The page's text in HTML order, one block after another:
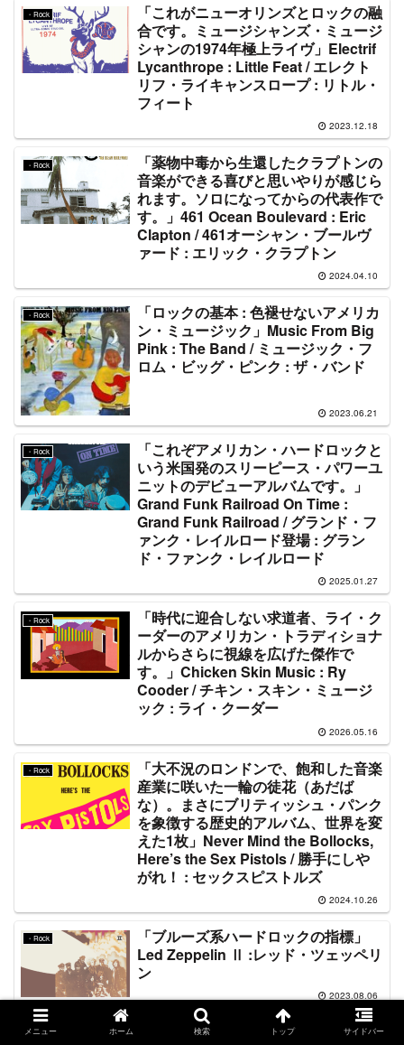
・Rock
「これがニューオリンズとロックの融
合です。ミュージシャンズ・ミュージ
シャンの1974年極上ライヴ」Electrif
Lycanthrope : Little Feat / エレクト
リフ・ライキャンスロープ : リトル・
フィート
2023.12.18
・Rock
「薬物中毒から生還したクラプトンの
音楽ができる喜びと思いやりが感じら
れます。ソロになってからの代表作で
す。」461 Ocean Boulevard : Eric
Clapton / 461オーシャン・ブールヴ
ァード : エリック・クラプトン
2024.04.10
・Rock
「ロックの基本 : 色褪せないアメリカ
ン・ミュージック」Music From Big
Pink : The Band / ミュージック・フ
ロム・ビッグ・ピンク : ザ・バンド
2023.06.21
・Rock
「これぞアメリカン・ハードロックと
いう米国発のスリーピース・パワーユ
ニットのデビューアルバムです。」
Grand Funk Railroad On Time :
Grand Funk Railroad / グランド・フ
ァンク・レイルロード登場 : グラン
ド・ファンク・レイルロード
2025.01.27
・Rock
「時代に迎合しない求道者、ライ・ク
ーダーのアメリカン・トラディショナ
ルからさらに視線を広げた傑作で
す。」Chicken Skin Music : Ry
Cooder / チキン・スキン・ミュージ
ック : ライ・クーダー
2026.05.16
・Rock
「大不況のロンドンで、飽和した音楽
産業に咲いた一輪の徒花（あだば
な）。まさにブリティッシュ・パンク
を象徴する歴史的アルバム、世界を変
えた1枚」Never Mind the Bollocks,
Here’s the Sex Pistols / 勝手にしや
がれ！ : セックスピストルズ
2024.10.26
・Rock
「ブルーズ系ハードロックの指標」
Led Zeppelin Ⅱ :レッド・ツェッペリ
ン
2023.08.06
・Rock
「1970年代に頂点を極めるロックク
メニュー ホーム 検索 トップ サイドバー